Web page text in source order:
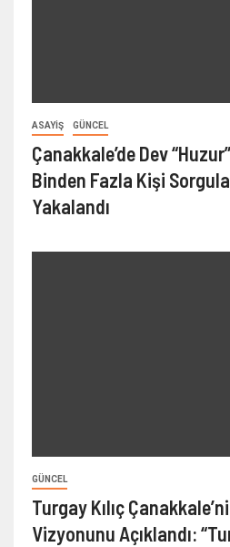
ASAYIŞ GÜNCEL
Çanakkale’de Dev
Binden Fazla Kişi
Yakalandı
GÜNCEL
Turgay Kılıç
Vizyonunu Açıklandı: